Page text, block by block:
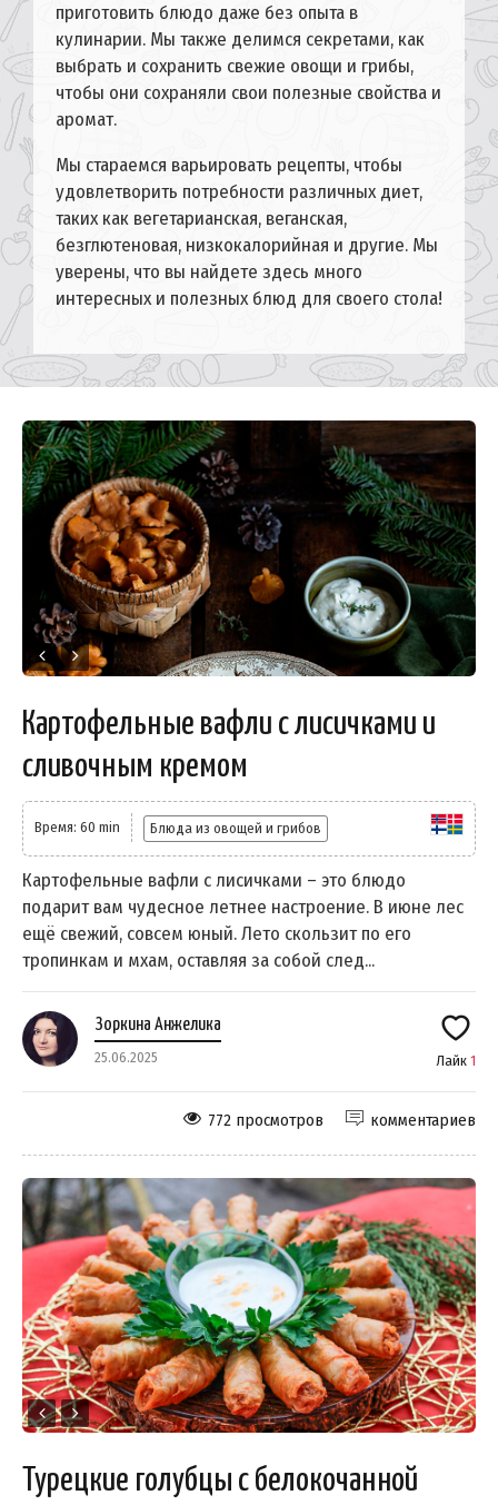
приготовить блюдо даже без опыта в
кулинарии. Мы также делимся секретами, как
выбрать и сохранить свежие овощи и грибы,
чтобы они сохраняли свои полезные свойства и
аромат.
Мы стараемся варьировать рецепты, чтобы
удовлетворить потребности различных диет,
таких как вегетарианская, веганская,
безглютеновая, низкокалорийная и другие. Мы
уверены, что вы найдете здесь много
интересных и полезных блюд для своего стола!
Картофельные вафли с лисичками и
сливочным кремом
Время: 60 min Блюда из овощей и грибов
Картофельные вафли с лисичками – это блюдо
подарит вам чудесное летнее настроение. В июне лес
ещё свежий, совсем юный. Лето скользит по его
тропинкам и мхам, оставляя за собой след...
Зоркина Анжелика
25.06.2025 Лайк 1
комментариев
772 просмотров
Турецкие голубцы с белокочанной